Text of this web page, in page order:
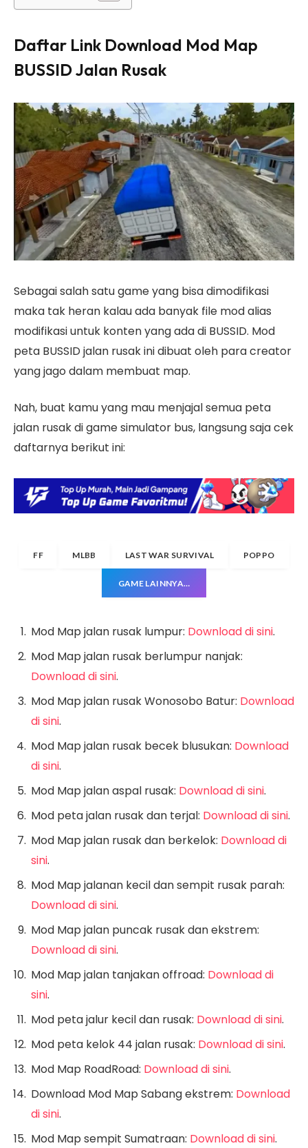
Daftar Link Download Mod Map
BUSSID Jalan Rusak
Sebagai salah satu game yang bisa dimodifikasi
maka tak heran kalau ada banyak file mod alias
modifikasi untuk konten yang ada di BUSSID. Mod
peta BUSSID jalan rusak ini dibuat oleh para creator
yang jago dalam membuat map.
Nah, buat kamu yang mau menjajal semua peta
jalan rusak di game simulator bus, langsung saja cek
daftarnya berikut ini:
FF MLBB LAST WAR SURVIVAL POPPO
GAME LAINNYA…
Mod Map jalan rusak lumpur: Download di sini.
Mod Map jalan rusak berlumpur nanjak:
Download di sini.
Mod Map jalan rusak Wonosobo Batur: Download
di sini.
Mod Map jalan rusak becek blusukan: Download
di sini.
Mod Map jalan aspal rusak: Download di sini.
Mod peta jalan rusak dan terjal: Download di sini.
Mod Map jalan rusak dan berkelok: Download di
sini.
Mod Map jalanan kecil dan sempit rusak parah:
Download di sini.
Mod Map jalan puncak rusak dan ekstrem:
Download di sini.
Mod Map jalan tanjakan offroad: Download di
sini.
Mod peta jalur kecil dan rusak: Download di sini.
Mod peta kelok 44 jalan rusak: Download di sini.
Mod Map RoadRoad: Download di sini.
Download Mod Map Sabang ekstrem: Download
di sini.
Mod Map sempit Sumatraan: Download di sini.